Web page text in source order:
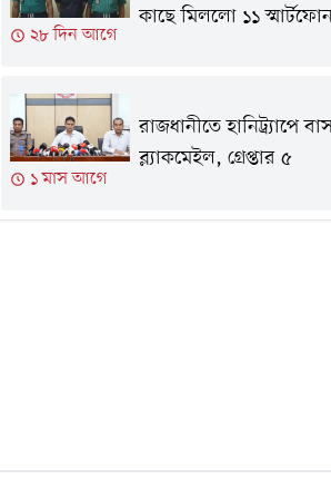
২৮ দিন আগে
কাছে মিললো ১১
১ মাস আগে
রাজধানীতে হানিট্র্যাপে
ব্ল্যাকমেইল, গ্রেপ্তার ৫